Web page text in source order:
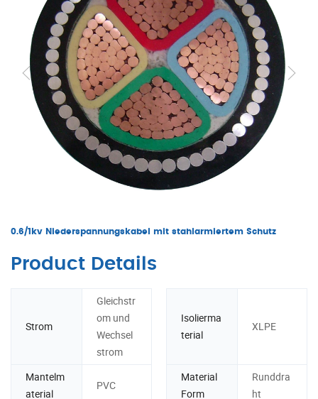
0.6/1kv Niederspannungskabel mit stahlarmiertem Schutz
Product Details
Strom
Gleichstr
om und
Wechsel
strom
Isolierma
terial
XLPE
Mantelm
aterial
PVC
Material
Form
Runddra
ht